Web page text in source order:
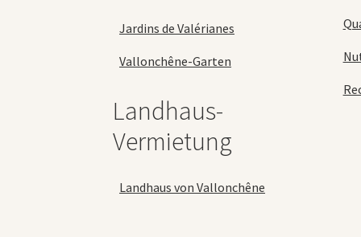
Jardins de Valérianes
Vallonchêne-Garten
Landhaus-
Vermietung
Landhaus von Vallonchêne